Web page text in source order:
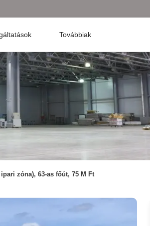
Továbbiak
zóna), 63-as főút, 75 M Ft